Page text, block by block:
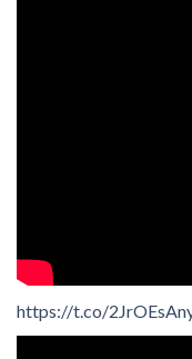
https://t.co/